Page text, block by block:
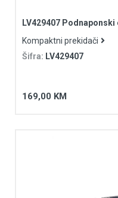
LV429407
Kompaktni prekidači
Šifra: LV429407
169,00 KM